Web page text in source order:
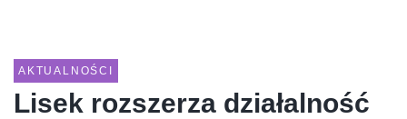
AKTUALNOŚCI
Lisek rozszerza działalność